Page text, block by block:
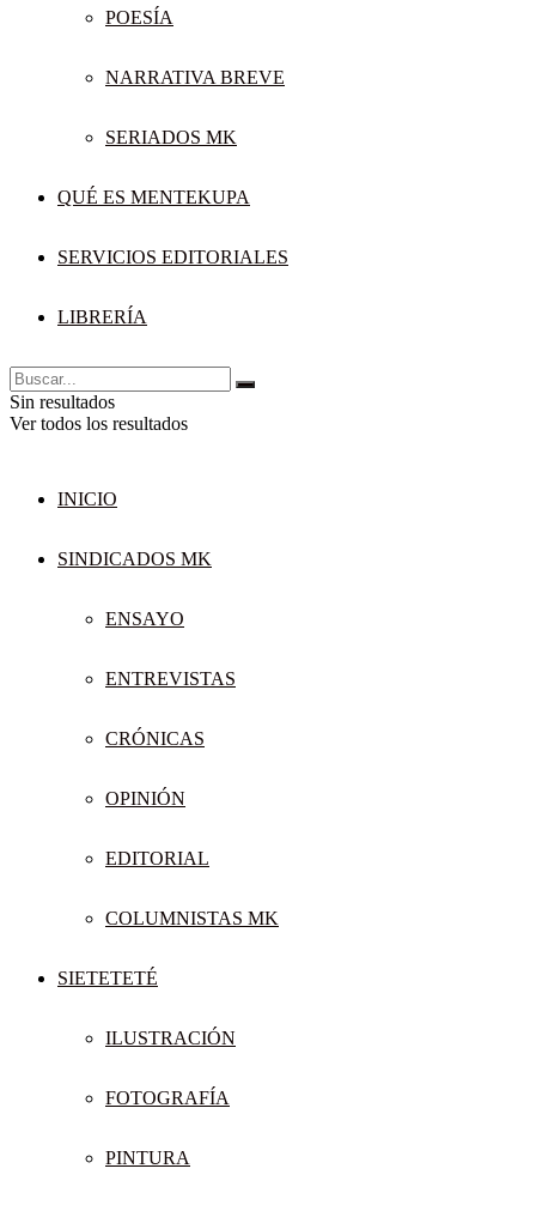
POESÍA
NARRATIVA BREVE
SERIADOS MK
QUÉ ES MENTEKUPA
SERVICIOS EDITORIALES
LIBRERÍA
Sin resultados
Ver todos los resultados
INICIO
SINDICADOS MK
ENSAYO
ENTREVISTAS
CRÓNICAS
OPINIÓN
EDITORIAL
COLUMNISTAS MK
SIETETETÉ
ILUSTRACIÓN
FOTOGRAFÍA
PINTURA